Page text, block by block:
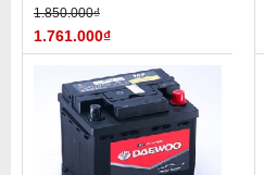
1.850.000₫
1.761.000₫